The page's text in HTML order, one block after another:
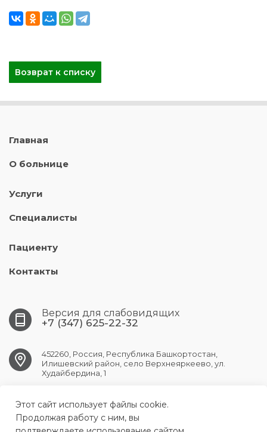
Возврат к списку
Главная
О больнице
Услуги
Специалисты
Пациенту
Контакты
Версия для слабовидящих
+7 (347) 625-22-32
452260, Россия, Республика Башкортостан,
Илишевский район, село Верхнеяркеево, ул.
Худайбердина, 1
verhneyark.crb@doctorrb.ru
Этот сайт использует файлы cookie.
Продолжая работу с ним, вы